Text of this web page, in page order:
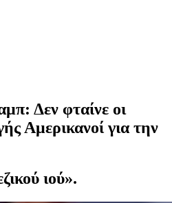
Δεν φταίνε οι
Αμερικανοί για την
ιού».